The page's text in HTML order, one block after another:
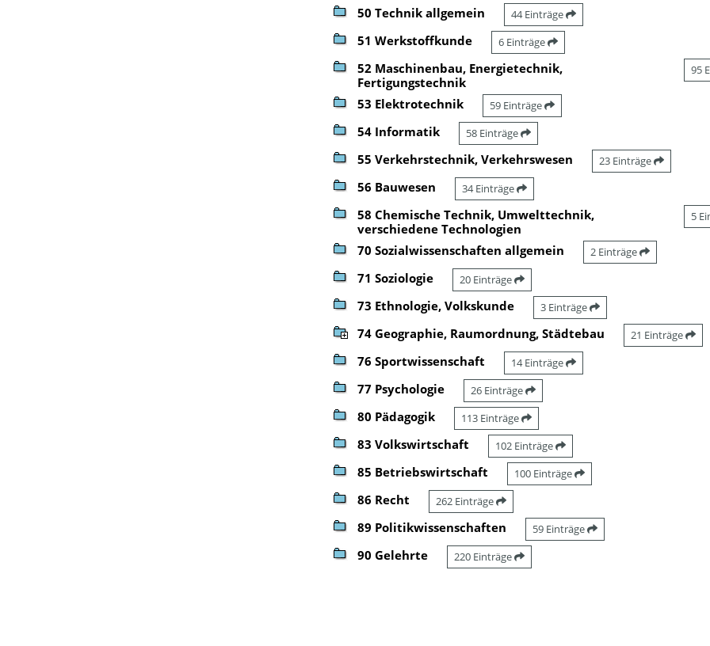
50 Technik allgemein 44 Einträge
51 Werkstoffkunde 6 Einträge
52 Maschinenbau, Energietechnik,
Fertigungstechnik
95
53 Elektrotechnik 59 Einträge
54 Informatik 58 Einträge
55 Verkehrstechnik, Verkehrswesen 23 Einträge
56 Bauwesen 34 Einträge
58 Chemische Technik, Umwelttechnik,
verschiedene Technologien
5
70 Sozialwissenschaften allgemein 2 Einträge
71 Soziologie 20 Einträge
73 Ethnologie, Volkskunde 3 Einträge
74 Geographie, Raumordnung, Städtebau 21 Einträge
76 Sportwissenschaft 14 Einträge
77 Psychologie 26 Einträge
80 Pädagogik 113 Einträge
83 Volkswirtschaft 102 Einträge
85 Betriebswirtschaft 100 Einträge
86 Recht 262 Einträge
89 Politikwissenschaften 59 Einträge
90 Gelehrte 220 Einträge